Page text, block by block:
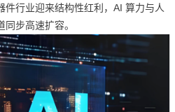
件行业迎来结构性红利，AI 算力与人
步高速扩容。